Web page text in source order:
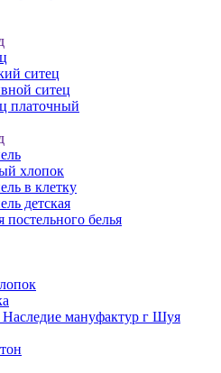
ситец
ситец
платочный
хлопок
в клетку
детская
постельного белья
мануфактур г Шуя